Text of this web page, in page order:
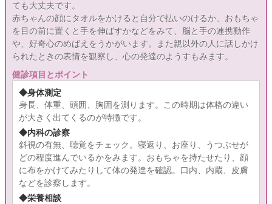
ても大丈夫です。
赤ちゃんの顔にタオルをかけると自分で払いのけるか、おもちゃ
を目の前に置くと手を伸ばすかなどをみて、脳と手の連携動作
や、好奇心のめばえをうかがいます。また親以外の人に話しかけ
られたときの表情を観察し、心の発達のようすもみます。
健診項目とポイント
◆身体測定
身長、体重、頭囲、胸囲を測ります。この時期は体格の違い
が大きく出てくるのが特徴です。
◆内科の診察
斜視の有無、聴覚をチェック。寝返り、お座り、うつぶせが
どの程度進んでいるかをみます。おもちゃを持たせたり、顔
に布をかけてみたりして体の発達を確認。口内、内蔵、皮膚
などを診察します。
◆栄養相談